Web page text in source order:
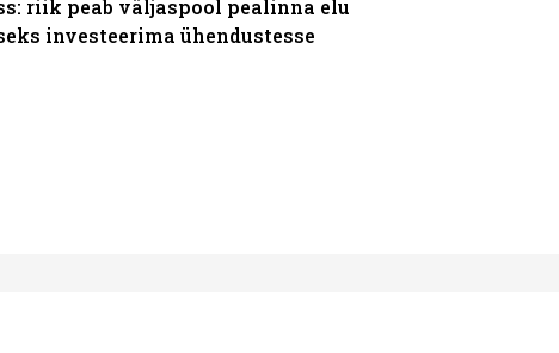
riik peab väljaspool pealinna elu
investeerima ühendustesse